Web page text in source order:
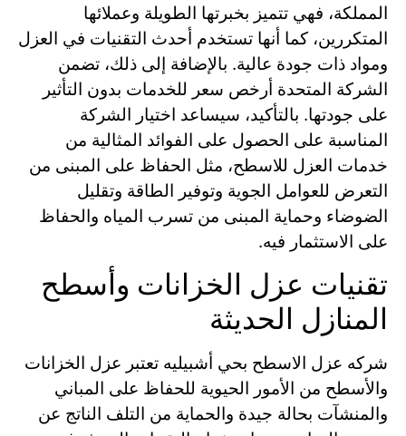
المملكة، فهي تتميز بخبرتها الطويلة وعملائها
المتكررين، كما أنها تستخدم أحدث التقنيات في العزل
ومواد ذات جودة عالية. بالإضافة إلى ذلك، تضمن
الشركة المتحدة أرخص سعر للخدمات بدون التأثير
على جودتها. بالتأكيد، سيساعد اختيار الشركة
المناسبة على الحصول على الفوائد المثالية من
خدمات العزل للاسطح، مثل الحفاظ على المبنى من
التعرض للعوامل الجوية وتوفير الطاقة وتقليل
الضوضاء وحماية المبنى من تسرب المياه والحفاظ
على الاستثمار فيه.
تقنيات عزل الخزانات وأسطح
المنازل الحديثة
شركه عزل الاسطح بحي أشبيليه تعتبر عزل الخزانات
والأسطح من الأمور الحيوية للحفاظ على المباني
والمنشآت بحالة جيدة والحماية من التلف الناتج عن